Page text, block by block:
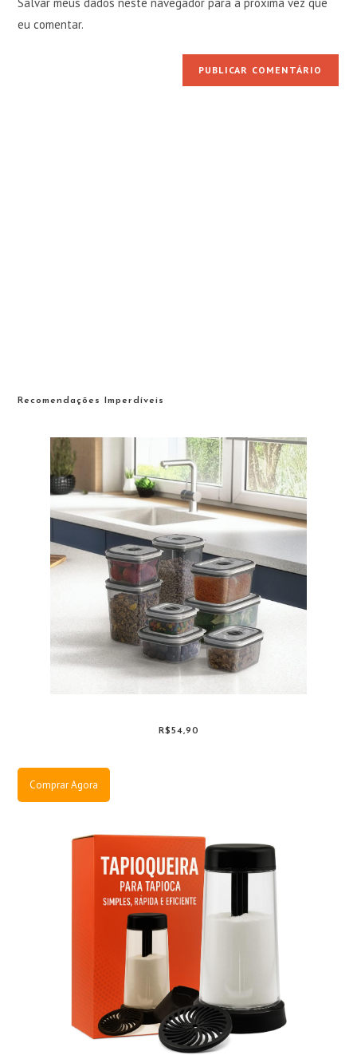
para
comentar
seu
site
eu comentar.
Recomendações Imperdíveis
R$54,90
Comprar Agora